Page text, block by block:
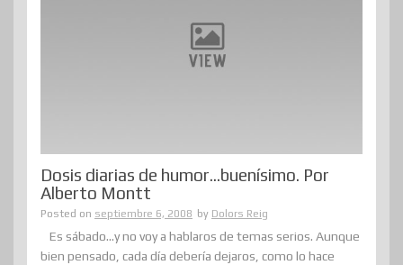
Dosis diarias de humor…buenísimo. Por
Alberto Montt
Posted on septiembre 6, 2008 by Dolors Reig
Es sábado…y no voy a hablaros de temas serios. Aunque
bien pensado, cada día debería dejaros, como lo hace